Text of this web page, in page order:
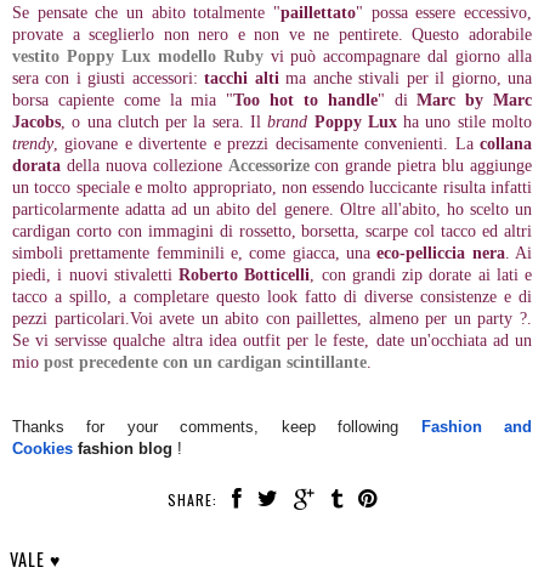
Se pensate che un abito totalmente "paillettato" possa essere eccessivo,
provate a sceglierlo non nero e non ve ne pentirete. Questo adorabile
vestito Poppy Lux modello Rubyvi può accompagnare dal giorno alla
sera con i giusti accessori:tacchi alti ma anche stivali per il giorno, una
borsa capiente come la mia "Too hot to handle" diMarc by Marc
Jacobs , o una clutch per la sera. Ilbrand Poppy Luxha uno stile molto
trendy, giovane e divertente e prezzi decisamente convenienti. La collana
dorata della nuova collezione Accessorizecon grande pietra blu aggiunge
un tocco speciale e molto appropriato, non essendo luccicante risulta infatti
particolarmente adatta ad un abito del genere. Oltre all'abito, ho scelto un
cardigan corto con immagini di rossetto, borsetta, scarpe col tacco ed altri
simboli prettamente femminili e, come giacca, unaeco-pelliccia nera. Ai
piedi, i nuovi stivaletti Roberto Botticelli , con grandi zip dorate ai lati e
tacco a spillo, a completare questo look fatto di diverse consistenze e di
pezzi particolari.Voi avete un abito con paillettes, almeno per un party ?.
Se vi servisse qualche altra idea outfit per le feste, date un'occhiata ad un
mio post precedente con un cardigan scintillante
Thanks for your comments, keep following
Fashion and
Cookies fashion blog !
SHARE:
VALE ♥